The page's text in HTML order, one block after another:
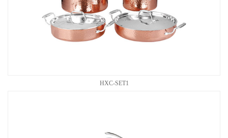
HXC-SET1